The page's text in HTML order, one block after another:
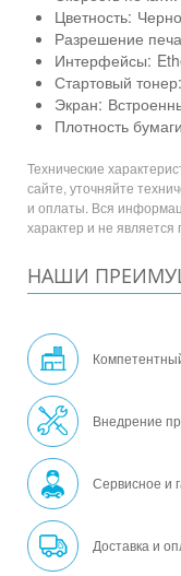
Цветность:
Разрешение
Интерфейсы:
Стартовый тонер:
Экран:
Плотность
Технические
сайте, уточняйте
и оплаты. Вся
характер и не
НАШИ
Внедрение
Сервисное и
Доставка и